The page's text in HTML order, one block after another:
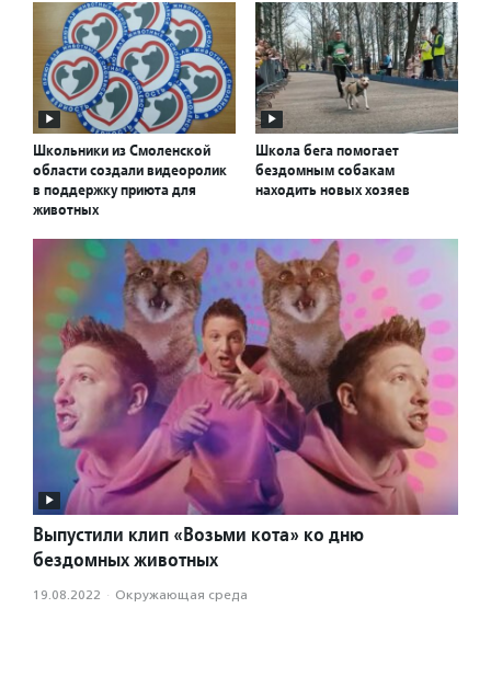
Школьники из Смоленской
области создали видеоролик
в поддержку приюта для
животных
Школа бега помогает
бездомным собакам
находить новых хозяев
Выпустили клип «Возьми кота» ко дню
бездомных животных
19.08.2022 · Окружающая среда